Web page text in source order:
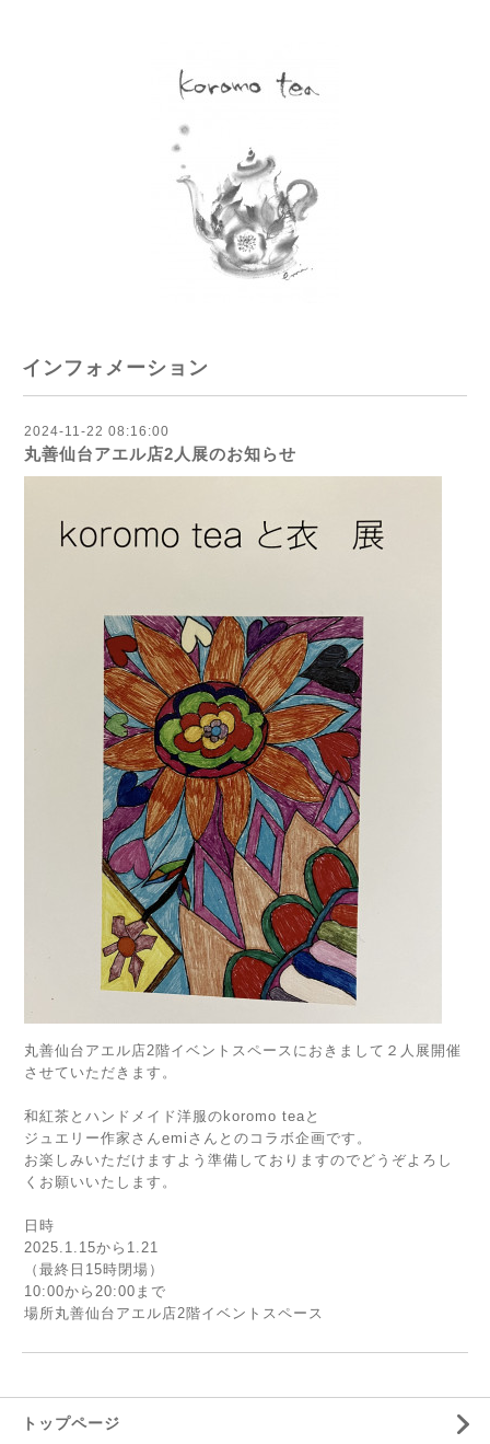
インフォメーション
2024-11-22 08:16:00
丸善仙台アエル店2人展のお知らせ
丸善仙台アエル店2階イベントスペースにおきまして２人展開催
させていただきます。
和紅茶とハンドメイド洋服のkoromo teaと
ジュエリー作家さんemiさんとのコラボ企画です。
お楽しみいただけますよう準備しておりますのでどうぞよろし
くお願いいたします。
日時
2025.1.15から1.21
（最終日15時閉場）
10:00から20:00まで
場所丸善仙台アエル店2階イベントスペース
トップページ